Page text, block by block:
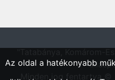
Minden jog fentartva ©
Az oldal a hatékonyabb